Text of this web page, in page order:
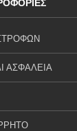
ΑΣΦΑΛΕΙΑ